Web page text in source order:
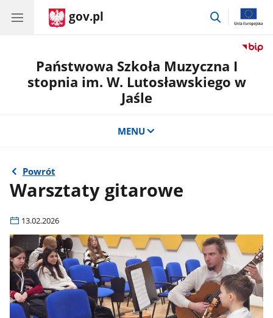
gov.pl
przejdź
Państwowa Szkoła Muzyczna I
stopnia im. W. Lutosławskiego w
Jaśle
MENU
Powrót
Warsztaty gitarowe
13.02.2026